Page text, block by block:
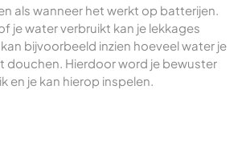
als wanneer het werkt op batterijen.
je water verbruikt kan je lekkages
bijvoorbeeld inzien hoeveel water je
douchen. Hierdoor word je bewuster
en je kan hierop inspelen.